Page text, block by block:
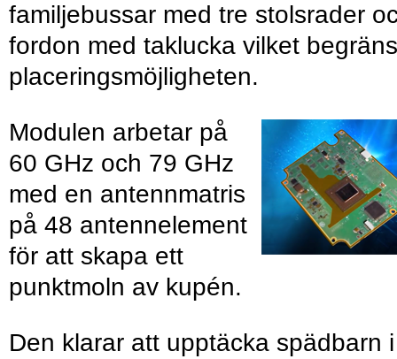
familjebussar med tre stolsrader
fordon med taklucka vilket
placeringsmöjligheten.
Modulen arbetar på
60 GHz och 79 GHz
med en antennmatris
på 48 antennelement
för att skapa ett
punktmoln av kupén.
Den klarar att upptäcka spädbarn i